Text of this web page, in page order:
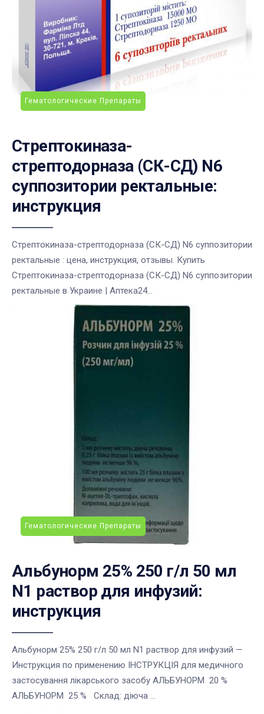
Гематологические Препараты
Стрептокиназа-
стрептодорназа (СК-СД) N6
суппозитории ректальные:
инструкция
Стрептокиназа-стрептодорназа (СК-СД) N6 суппозитории
ректальные : цена, инструкция, отзывы. Купить
Стрептокиназа-стрептодорназа (СК-СД) N6 суппозитории
ректальные в Украине | Аптека24...
Гематологические Препараты
Альбунорм 25% 250 г/л 50 мл
N1 раствор для инфузий:
инструкция
Альбунорм 25% 250 г/л 50 мл N1 раствор для инфузий —
Инструкция по применению ІНСТРУКЦІЯ для медичного
застосування лікарського засобу АЛЬБУНОРМ 20 %
АЛЬБУНОРМ 25 % Склад: діюча ...